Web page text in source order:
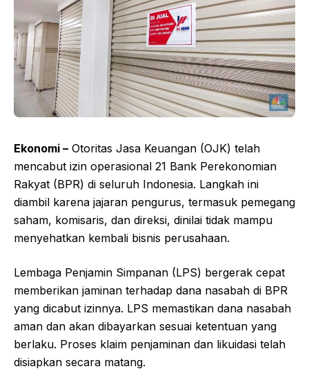
Ekonomi – Otoritas Jasa Keuangan (OJK) telah
mencabut izin operasional 21 Bank Perekonomian
Rakyat (BPR) di seluruh Indonesia. Langkah ini
diambil karena jajaran pengurus, termasuk pemegang
saham, komisaris, dan direksi, dinilai tidak mampu
menyehatkan kembali bisnis perusahaan.
Lembaga Penjamin Simpanan (LPS) bergerak cepat
memberikan jaminan terhadap dana nasabah di BPR
yang dicabut izinnya. LPS memastikan dana nasabah
aman dan akan dibayarkan sesuai ketentuan yang
berlaku. Proses klaim penjaminan dan likuidasi telah
disiapkan secara matang.